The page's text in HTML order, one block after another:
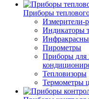
Приборы
Измерители-
Индикаторы
Пирометры
Приборы для
Тепловизоры
Термометры